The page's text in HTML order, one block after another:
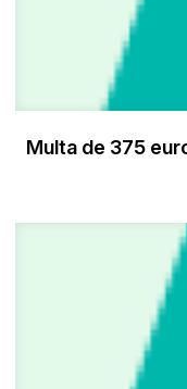
Multa de 375